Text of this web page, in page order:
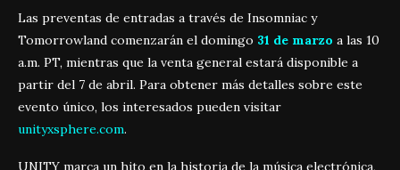
Las preventas de entradas a través de Insomniac y
Tomorrowland comenzarán el domingo 31 de marzo a las 10
a.m. PT, mientras que la venta general estará disponible a
partir del 7 de abril. Para obtener más detalles sobre este
evento único, los interesados pueden visitar
unityxsphere.com.
UNITY marca un hito en la historia de la música electrónica,